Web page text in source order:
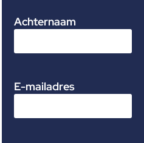
Achternaam
E-mailadres